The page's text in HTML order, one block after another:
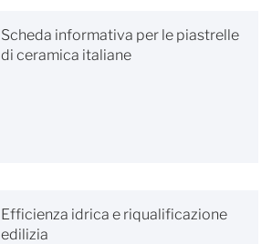
Scheda informativa per le piastrelle
di ceramica italiane
Efficienza idrica e riqualificazione
edilizia